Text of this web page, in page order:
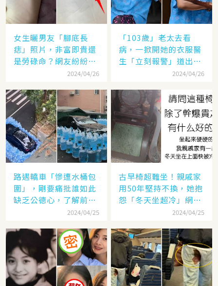
女生曬男友「腳底長
痣」照片，非富即貴還
是勞碌命？網友紛紛評
2024/04/26
「103歲」老太去看
病，一掀開她的衣服醫
生「立刻報警」道出原
因后，在場人滿臉通紅
2024/04/26
路遇轎車「慘遭水桶包
圍」，剛要痛批誰如此
缺乏公德心，了解前因
后果恍然大悟：車主的
2024/04/25
古早椅超難坐！親戚家
用50年堅持不換，她抱
怨「冬天坐超冷」網
笑：太不識貨！這比傳
2024/04/25